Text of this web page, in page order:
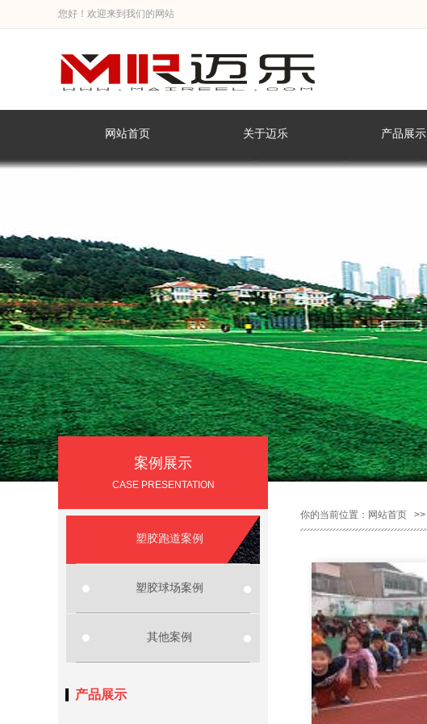
您好！欢迎来到我们的网站
网站首页 关于迈乐 产品展示
案例展示
CASE PRESENTATION
网站首页 >>
你的当前位置：
塑胶跑道案例
塑胶球场案例
其他案例
产品展示